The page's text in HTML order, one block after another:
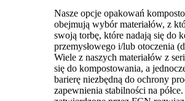
Nasze opcje opakowań
obejmują wybór materiałów, z
swoją torbę, które nadają się do
przemysłowego i/lub otoczenia
Wiele z naszych materiałów z
się do kompostowania, a
barierę niezbędną do ochrony
zapewnienia stabilności na